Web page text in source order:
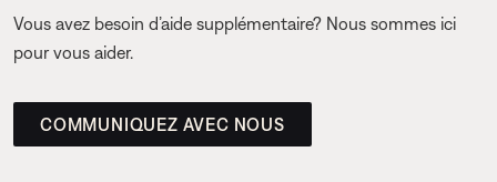
Vous avez besoin d’aide supplémentaire? Nous sommes ici
pour vous aider.
COMMUNIQUEZ AVEC NOUS